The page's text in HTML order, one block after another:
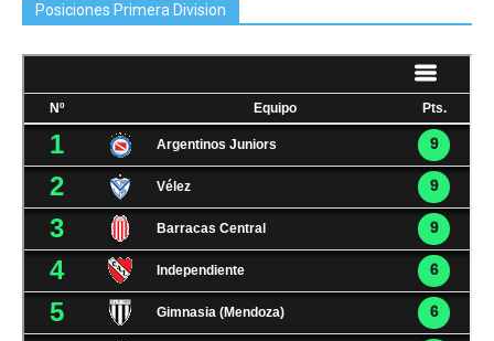
Posiciones Primera Division